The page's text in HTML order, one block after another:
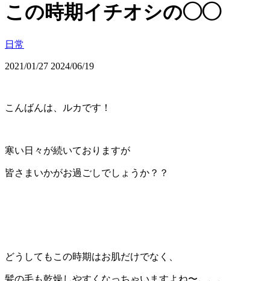
この時期イチオシの◯◯
日常
2021/01/27 2024/06/19
こんばんは、ルカです！
寒い日々が続いておりますが
皆さまいかがお過ごしでしょうか？？
どうしてもこの時期はお肌だけでなく、